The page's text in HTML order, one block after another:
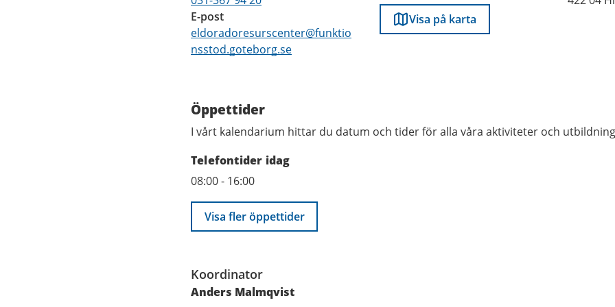
E-post
eldoradoresurscenter@funktio
nsstod.goteborg.se
Visa på karta
Öppettider
I vårt kalendarium hittar du datum och tider för alla våra aktiviteter och
Telefontider idag
08:00- 16:00
Visa fler öppettider
Koordinator
Anders Malmqvist